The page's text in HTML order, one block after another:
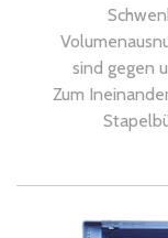
sind gegen
Zum